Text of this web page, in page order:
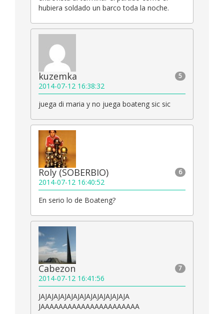
hubiera soldado un barco toda la noche.
5
kuzemka
2014-07-12 16:38:32
juega di maria y no juega boateng sic sic
6
Roly (SOBERBIO)
2014-07-12 16:40:52
En serio lo de Boateng?
7
Cabezon
2014-07-12 16:41:56
JAJAJAJAJAJAJAJAJAJAJAJAJAJA
JAAAAAAAAAAAAAAAAAAAAAA